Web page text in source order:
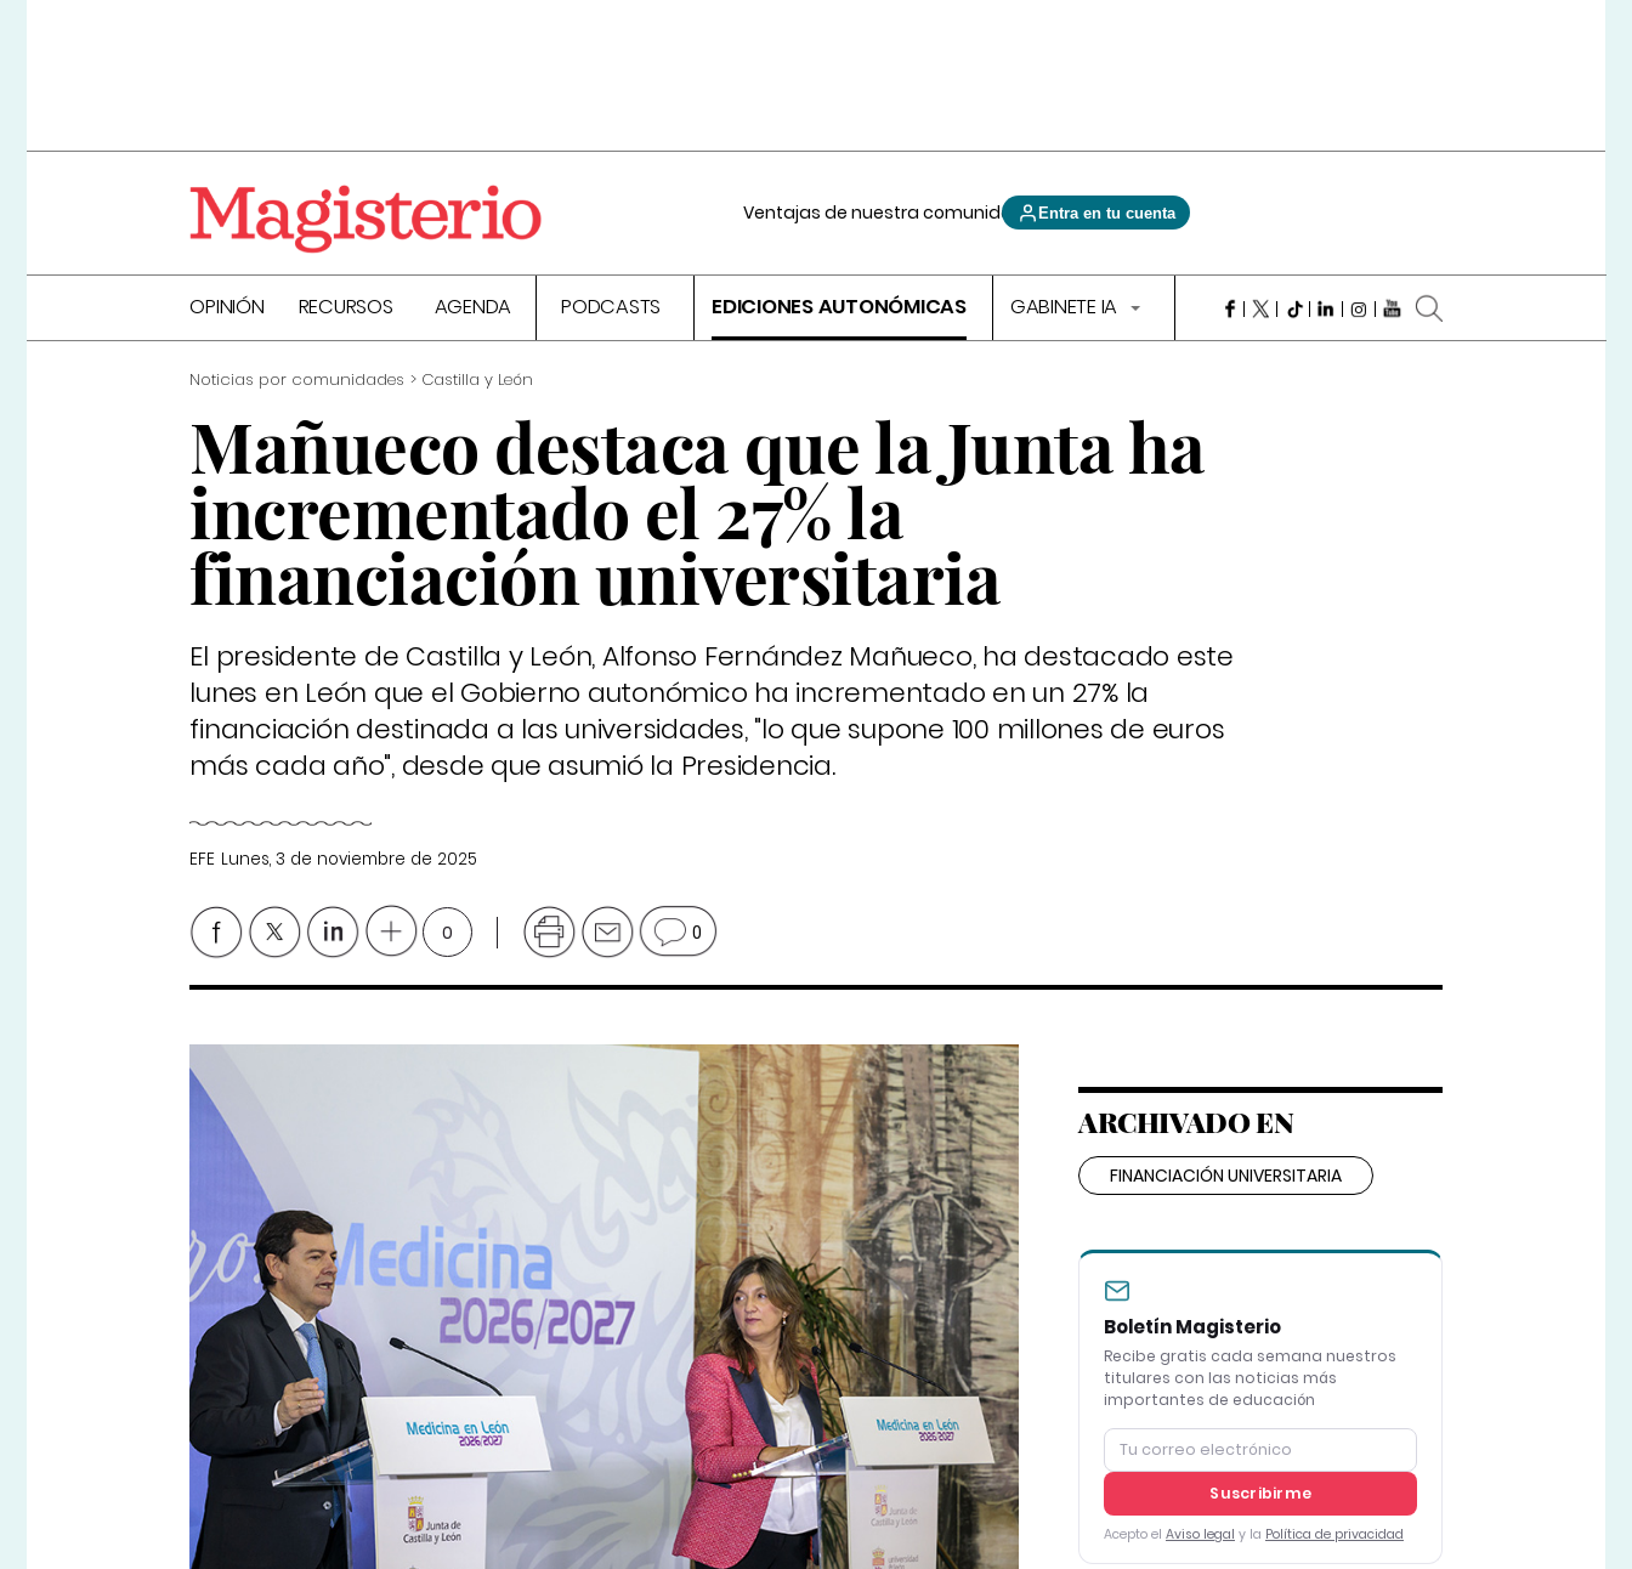
Ventajas de nuestra comunidad Entra en tu cuenta
OPINIÓN RECURSOS AGENDA PODCASTS EDICIONES AUTONÓMICAS GABINETE IA
Noticias por comunidades Castilla y León
Mañueco destaca que la Junta ha
incrementado el 27% la
financiación universitaria
El presidente de Castilla y León, Alfonso Fernández Mañueco, ha destacado este
lunes en León que el Gobierno autonómico ha incrementado en un 27% la
financiación destinada a las universidades, "lo que supone 100 millones de euros
más cada año", desde que asumió la Presidencia.
EFE Lunes, 3 de noviembre de 2025
0 0
ARCHIVADO EN
FINANCIACIÓN UNIVERSITARIA
Boletín Magisterio
Recibe gratis cada semana nuestros
titulares con las noticias más
importantes de educación
Suscribirme
Acepto el Aviso legal y la Política de privacidad